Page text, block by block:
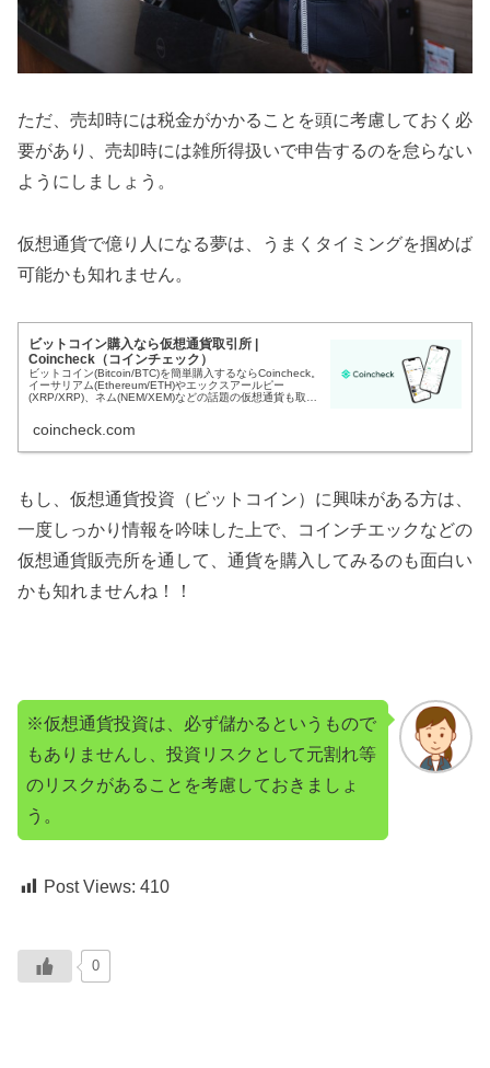
ただ、売却時には税金がかかることを頭に考慮しておく必
要があり、売却時には雑所得扱いで申告するのを怠らない
ようにしましょう。
仮想通貨で億り人になる夢は、うまくタイミングを掴めば
可能かも知れません。
ビットコイン購入なら仮想通貨取引所 |
Coincheck（コインチェック）
ビットコイン(Bitcoin/BTC)を簡単購入するならCoincheck。
イーサリアム(Ethereum/ETH)やエックスアールピー
(XRP/XRP)、ネム(NEM/XEM)などの話題の仮想通貨も取り
coincheck.com
もし、仮想通貨投資（ビットコイン）に興味がある方は、
一度しっかり情報を吟味した上で、コインチエックなどの
仮想通貨販売所を通して、通貨を購入してみるのも面白い
かも知れませんね！！
※仮想通貨投資は、必ず儲かるというもので
もありませんし、投資リスクとして元割れ等
のリスクがあることを考慮しておきましょ
う。
Post Views: 410
0